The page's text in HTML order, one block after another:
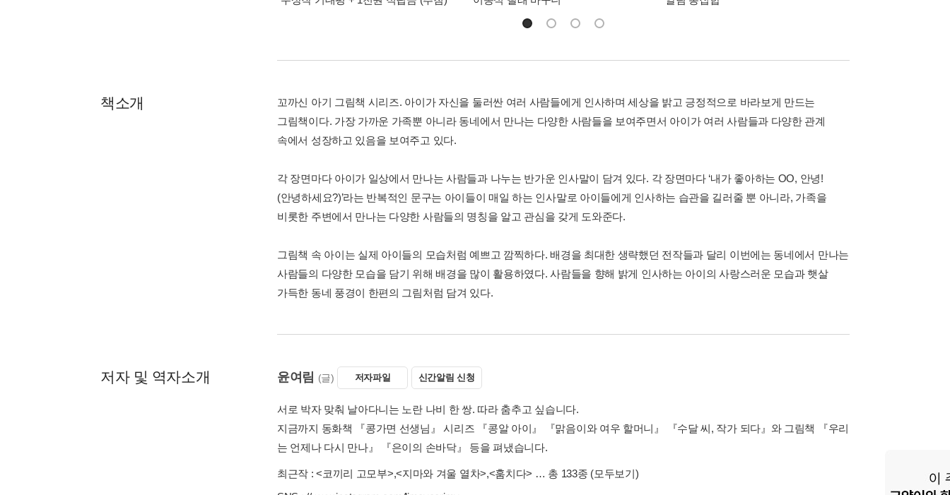
책소개
꼬까신 아기 그림책 시리즈. 아이가 자신을 둘러싼 여러 사람들에게 인사하며 세상을 밝고 긍정적으로 바라보게 만드는
그림책이다. 가장 가까운 가족뿐 아니라 동네에서 만나는 다양한 사람들을 보여주면서 아이가 여러 사람들과 다양한 관계
속에서 성장하고 있음을 보여주고 있다.
각 장면마다 아이가 일상에서 만나는 사람들과 나누는 반가운 인사말이 담겨 있다. 각 장면마다 ‘내가 좋아하는 OO, 안녕!
(안녕하세요?)’라는 반복적인 문구는 아이들이 매일 하는 인사말로 아이들에게 인사하는 습관을 길러줄 뿐 아니라, 가족을
비롯한 주변에서 만나는 다양한 사람들의 명칭을 알고 관심을 갖게 도와준다.
그림책 속 아이는 실제 아이들의 모습처럼 예쁘고 깜찍하다. 배경을 최대한 생략했던 전작들과 달리 이번에는 동네에서 만나는
사람들의 다양한 모습을 담기 위해 배경을 많이 활용하였다. 사람들을 향해 밝게 인사하는 아이의 사랑스러운 모습과 햇살
가득한 동네 풍경이 한편의 그림처럼 담겨 있다.
저자 및 역자소개 윤여림 (글) 저자파일 신간알림 신청
서로 박자 맞춰 날아다니는 노란 나비 한 쌍. 따라 춤추고 싶습니다.
지금까지 동화책 『콩가면 선생님』 시리즈 『콩알 아이』 『맑음이와 여우 할머니』 『수달 씨, 작가 되다』와 그림책 『우리
는 언제나 다시 만나』 『은이의 손바닥』 등을 펴냈습니다.
최근작 :<코끼리 고모부>,<지마와 겨울 열차>,<훔치다> … 총 133종 (모두보기)